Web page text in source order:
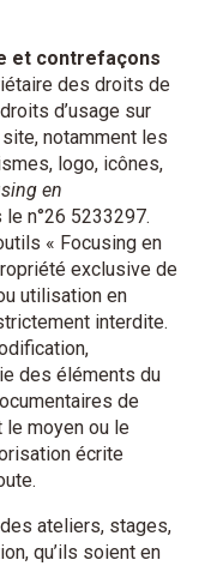
et contrefaçons
des droits de
d’usage sur
notamment les
logo, icônes,
en
n°26 5233297.
« Focusing en
exclusive de
utilisation en
interdite.
des éléments du
de
le moyen ou le
écrite
ateliers, stages,
qu’ils soient en